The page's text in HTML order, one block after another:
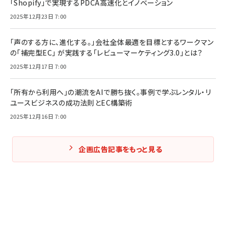
「Shopify」で実現するPDCA高速化とイノベーション
2025年12月23日 7:00
「声のする方に、進化する。」会社全体最適を目標とするワークマン
の「補完型EC」 が実践する「レビューマーケティング3.0」とは？
2025年12月17日 7:00
「所有から利用へ」の潮流をAIで勝ち抜く。事例で学ぶレンタル・リ
ユースビジネスの成功法則とEC構築術
2025年12月16日 7:00
企画広告記事をもっと見る